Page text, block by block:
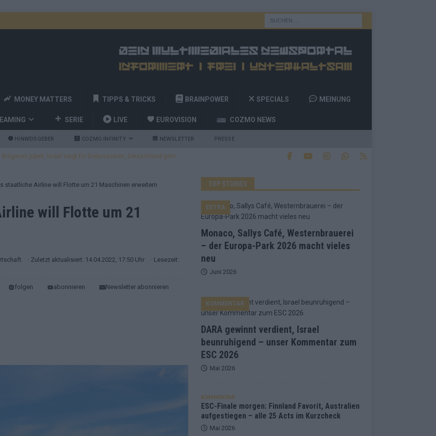
MONEY MATTERS TIPPS & TRICKS BRAINPOWER SPECIALS MEINUNG
SERIE LIVE EUROVISION COZMO NEWS
HINWEISGEBER COZMO INFINITY NEWSLETTER PRESSE
Bulgarien jubelt, Israel sorgt für Diskussionen, Deutschland geht
– Startreihenfolge steht, Deutschland singt als Zweites!
Favorit, Australien aufgestiegen – alle 25 Acts im Kurzcheck
staatliche Airline will Flotte um 21 Maschinen erweitern
will Flotte um 21
· Zuletzt aktualisiert: 14.04.2022, 17:50 Uhr
· Lesezeit:
folgen abonnieren Newsletter abonnieren
TOP STORIES
Monaco, Sallys Café, Westernbrauerei
– der Europa-Park 2026 macht vieles
neu
EXTRA
Juni 2026
DARA gewinnt verdient, Israel
beunruhigend – unser Kommentar zum
ESC 2026
KOMMENTAR
Mai 2026
KOMMENTAR
ESC-Finale morgen: Finnland Favorit, Australien
aufgestiegen – alle 25 Acts im Kurzcheck
Mai 2026